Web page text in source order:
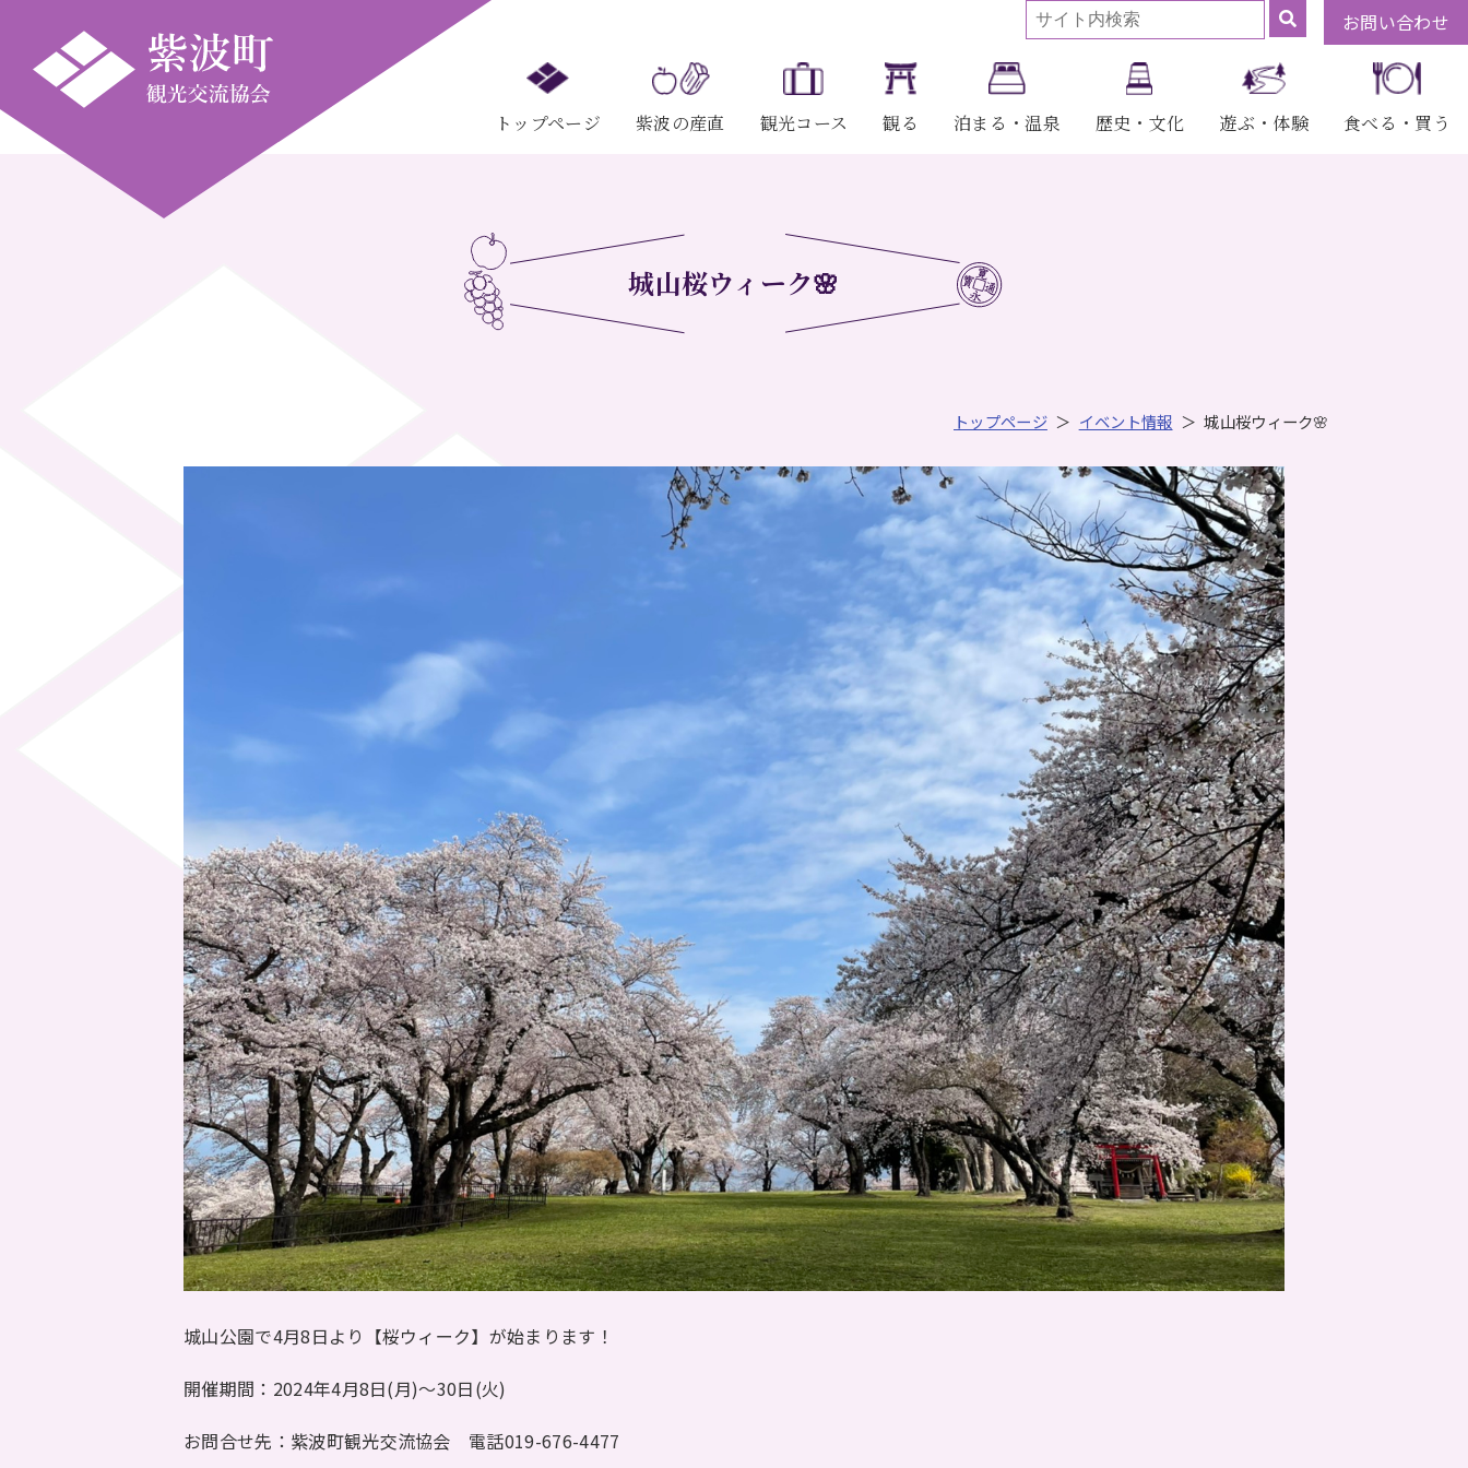
トップページ 紫波の産直 観光コース 観る 泊まる・温泉 歴史・文化 遊ぶ・体験 食べる・買う
お問い合わせ
城山桜ウィーク🌸
トップページ イベント情報 城山桜ウィーク🌸
城山公園で4月8日より【桜ウィーク】が始まります！
開催期間：2024年4月8日(月)～30日(火)
お問合せ先：紫波町観光交流協会 電話019-676-4477